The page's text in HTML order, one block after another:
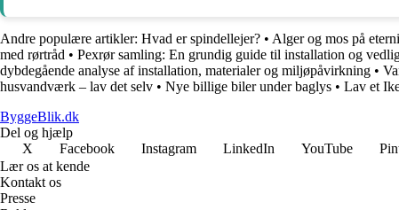
Andre populære artikler: Hvad er spindellejer? • Alger og mos på
med rørtråd • Pexrør samling: En grundig guide til installation og
dybdegående analyse af installation, materialer og miljøpåvirkning •
husvandværk – lav det selv • Nye billige biler under baglys • Lav et
ByggeBlik.dk
Del og hjælp
X
Facebook Instagram LinkedIn YouTube
Lær os at kende
Kontakt os
Presse